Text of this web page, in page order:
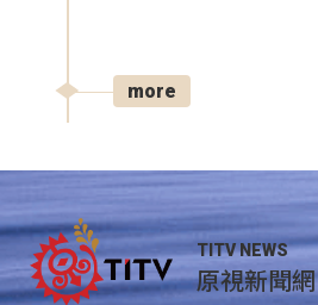
more
TITV NEWS
原視新聞網